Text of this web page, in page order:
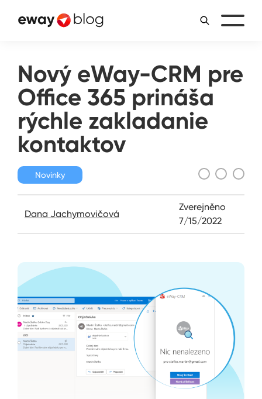
Nový eWay-CRM pre
Office 365 prináša
rýchle zakladanie
kontaktov
Novinky
Dana Jachymovičová
Zverejněno
7/15/2022